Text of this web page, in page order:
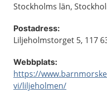
Stockholms län,
Postadress:
Liljeholmstorget 5, 117
Webbplats:
https://
vi/liljeholmen/